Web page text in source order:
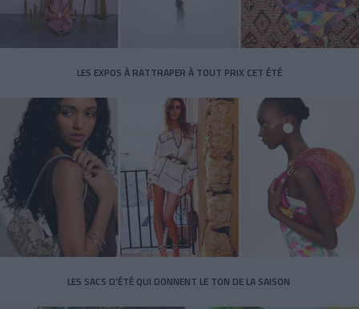
LES EXPOS À RATTRAPER À TOUT PRIX CET ÉTÉ
LES SACS D’ÉTÉ QUI DONNENT LE TON DE LA SAISON